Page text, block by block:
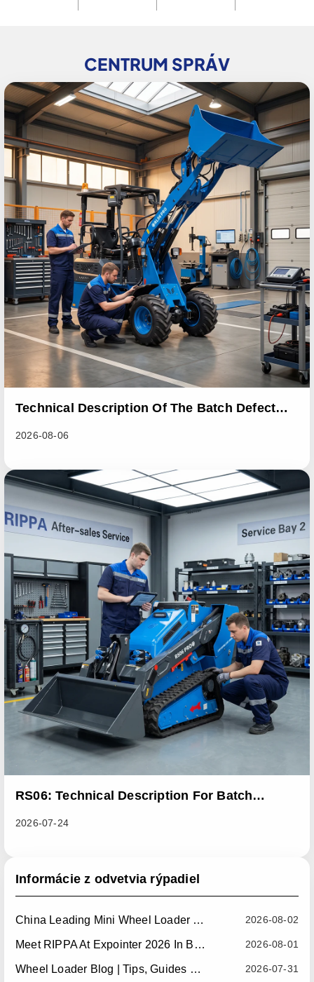
CENTRUM SPRÁV
Technical Description Of The Batch Defect
2026-08-06
RS06: Technical Description For Batch
2026-07-24
Informácie z odvetvia rýpadiel
2026-08-02
China Leading Mini Wheel Loader Supplier: Reliable Compact Wheel Loaders For Global Markets
2026-08-01
Meet RIPPA At Expointer 2026 In Brazil
2026-07-31
Wheel Loader Blog | Tips, Guides & Attachments